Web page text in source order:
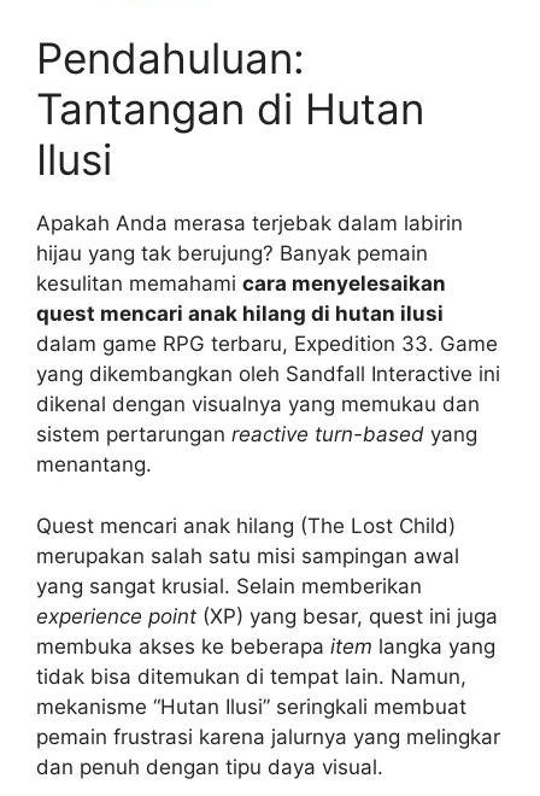
Pendahuluan:
Tantangan di Hutan
Ilusi
Apakah Anda merasa terjebak dalam labirin
hijau yang tak berujung? Banyak pemain
kesulitan memahami cara menyelesaikan
quest mencari anak hilang di hutan ilusi
dalam game RPG terbaru, Expedition 33. Game
yang dikembangkan oleh Sandfall Interactive ini
dikenal dengan visualnya yang memukau dan
sistem pertarungan reactive turn-based yang
menantang.
Quest mencari anak hilang (The Lost Child)
merupakan salah satu misi sampingan awal
yang sangat krusial. Selain memberikan
experience point (XP) yang besar, quest ini juga
membuka akses ke beberapa item langka yang
tidak bisa ditemukan di tempat lain. Namun,
mekanisme “Hutan Ilusi” seringkali membuat
pemain frustrasi karena jalurnya yang melingkar
dan penuh dengan tipu daya visual.